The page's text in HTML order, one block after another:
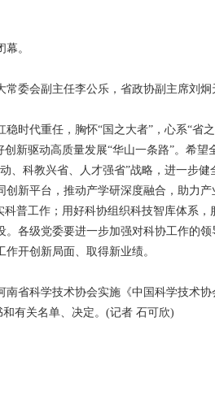
。
会副主任李公乐，省政协副主席刘炯
代重任，胸怀“国之大者”，心系“省
新驱动高质量发展“华山一条路”。希望
、科教兴省、人才强省”战略，进一步健
新平台，推动产学研深度融合，助力产
普工作；用好科协组织科技智库体系，
各级党委要进一步加强对科协工作的领
开创新局面、取得新业绩。
科学技术协会实施《中国科学技术协
有关名单、决定。(记者 石可欣)